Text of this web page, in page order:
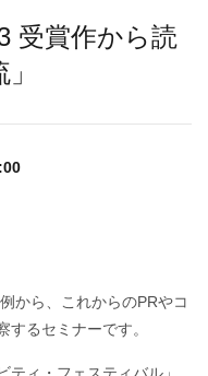
受賞作から読
から、これからのPRやコ
するセミナーです。